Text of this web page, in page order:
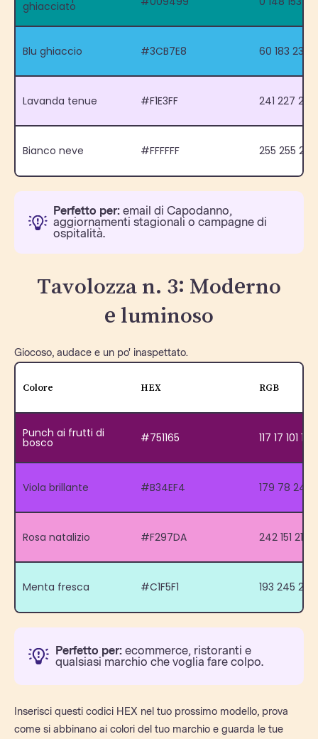
ghiacciato
Blu ghiaccio #3CB7E8 60 183 232
Lavanda tenue #F1E3FF 241 227 255
Bianco neve #FFFFFF 255 255 255
Perfetto per:email di Capodanno,
aggiornamenti stagionali o campagne di
ospitalità.
Tavolozza n. 3: Moderno
e luminoso
Giocoso, audace e un po' inaspettato.
Colore HEX RGB
Punch ai frutti di
bosco #751165 117 17 101
Viola brillante #B34EF4 179 78 244
Rosa natalizio #F297DA 242 151 218
Menta fresca #C1F5F1 193 245 241
Perfetto per: ecommerce, ristoranti e
qualsiasi marchio che voglia fare colpo.
Inserisci questi codici HEX nel tuo prossimo modello, prova
come si abbinano ai colori del tuo marchio e guarda le tue